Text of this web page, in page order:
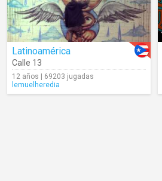
Latinoamérica
Calle 13
12 años | 69203 jugadas
lemuelheredia